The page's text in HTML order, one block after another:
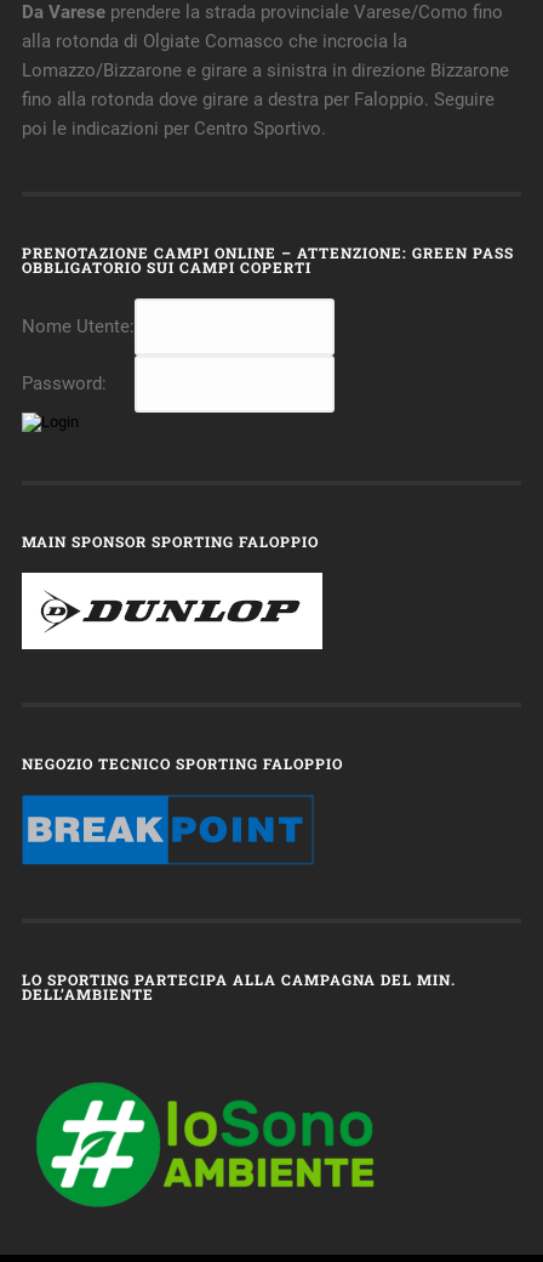
Da Vareseprendere la strada provinciale Varese/Como fino
alla rotonda di Olgiate Comasco che incrocia la
Lomazzo/Bizzarone e girare a sinistra in direzione Bizzarone
fino alla rotonda dove girare a destra per Faloppio. Seguire
poi le indicazioni per Centro Sportivo.
PRENOTAZIONE CAMPI ONLINE – ATTENZIONE: GREEN PASS
OBBLIGATORIO SUI CAMPI COPERTI
Nome Utente:
Password:
MAIN SPONSOR SPORTING FALOPPIO
NEGOZIO TECNICO SPORTING FALOPPIO
LO SPORTING PARTECIPA ALLA CAMPAGNA DEL MIN.
DELL’AMBIENTE